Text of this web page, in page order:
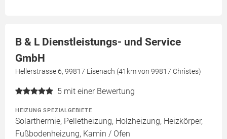
B & L Dienstleistungs- und Service
GmbH
Hellerstrasse 6, 99817 Eisenach (41km von 99817 Christes)
5 mit einer Bewertung
HEIZUNG SPEZIALGEBIETE
Solarthermie, Pelletheizung, Holzheizung, Heizkörper,
Fußbodenheizung, Kamin / Ofen